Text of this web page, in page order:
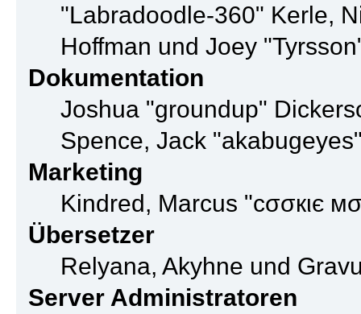
"Labradoodle-360" Kerle,
Hoffman und Joey
Dokumentation
Joshua "groundup"
Spence, Jack
Marketing
Kindred, Marcus "cσσкιє
Übersetzer
Relyana, Akyhne und
Server Administratoren